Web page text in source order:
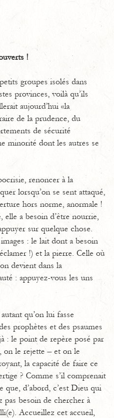
!
groupes isolés dans
provinces, voilà qu’ils
aujourd’hui «la
de la prudence, du
de sécurité
minorité dont les autres se
renoncer à la
lorsqu’on se sent attaqué,
hors norme, anormale !
elle a besoin d’être nourrie,
sur quelque chose.
: le lait dont a besoin
!) et la pierre. Celle où
devient dans la
: appuyez-vous les uns
qu’on lui fasse
prophètes et des psaumes
: le point de repère posé par
on le rejette – et on le
la capacité de faire ce
? Comme s’il comprenait
que, d’abord, c’est Dieu qui
pas besoin de chercher à
Accueillez cet accueil,